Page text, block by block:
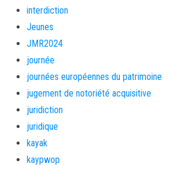
interdiction
Jeunes
JMR2024
journée
journées européennes du patrimoine
jugement de notoriété acquisitive
juridiction
juridique
kayak
kaypwop